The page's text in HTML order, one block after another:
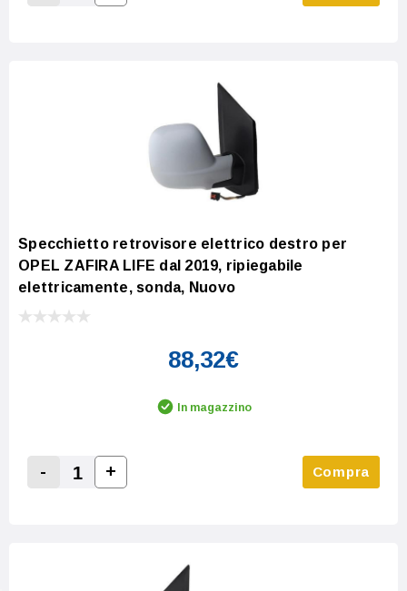
Decrease Quantity:
Increase Quantity:
Specchietto retrovisore elettrico destro per
OPEL ZAFIRA LIFE dal 2019, ripiegabile
elettricamente, sonda, Nuovo
88,32€
In magazzino
Decrease Quantity:
-
Increase Quantity:
+ Compra